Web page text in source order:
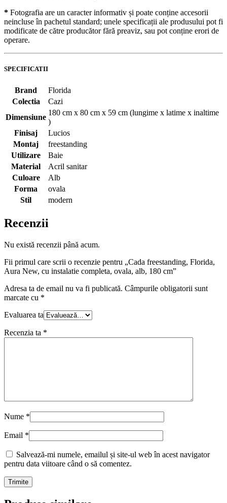
* Fotografia are un caracter informativ și poate conține accesorii
neincluse în pachetul standard; unele specificații ale produsului pot fi
modificate de către producător fără preaviz, sau pot conține erori de
operare.
SPECIFICATII
Brand
Florida
Colectia
Cazi
Dimensiune
180 cm x 80 cm x 59 cm (lungime x latime x inaltime
)
Finisaj
Lucios
Montaj
freestanding
Utilizare
Baie
Material
Acril sanitar
Culoare
Alb
Forma
ovala
Stil
modern
Recenzii
Nu există recenzii până acum.
Fii primul care scrii o recenzie pentru „Cada freestanding, Florida,
Aura New, cu instalatie completa, ovala, alb, 180 cm”
Adresa ta de email nu va fi publicată. Câmpurile obligatorii sunt
marcate cu *
Evaluarea ta
Recenzia ta *
Nume *
Email *
Salvează-mi numele, emailul și site-ul web în acest navigator
pentru data viitoare când o să comentez.